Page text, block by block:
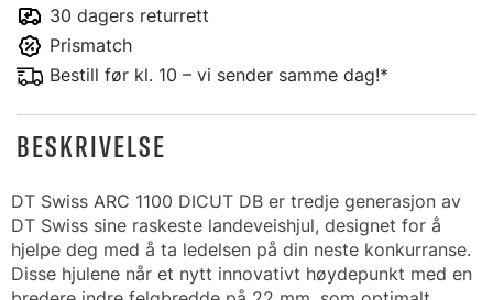
30 dagers returrett
Prismatch
Bestill før kl. 10 – vi sender samme dag!*
BESKRIVELSE
DT Swiss ARC 1100 DICUT DB er tredje generasjon av
DT Swiss sine raskeste landeveishjul, designet for å
hjelpe deg med å ta ledelsen på din neste konkurranse.
Disse hjulene når et nytt innovativt høydepunkt med en